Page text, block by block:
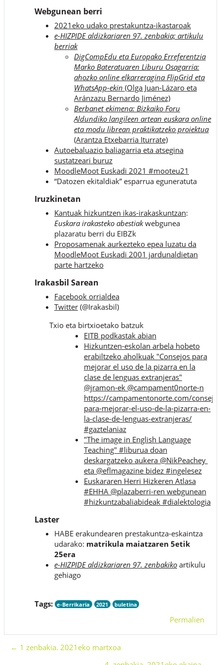
Webgunean berri
2021eko udako prestakuntza-ikastaroak
e-HIZPIDE aldizkariaren 97. zenbakia; artikulu
berriak
DigCompEdu eta Europako Erreferentzia
Marko Bateratuaren Liburu Osagarria:
ahozko online elkarreragina FlipGrid eta
WhatsApp-ekin (Olga Juan-Lázaro eta
Aránzazu Bernardo Jiménez)
Berbanet ekimena: Bizkaiko Foru
Aldundiko langileen artean euskara online
eta modu librean praktikatzeko proiektua
(Arantza Etxebarria Iturrate)
Autoebaluazio baliagarria eta atsegina
sustatzeari buruz
MoodleMoot Euskadi 2021 #mooteu21
“Datozen ekitaldiak” esparrua eguneratuta
Iruzkinetan
Kantuak hizkuntzen ikas-irakaskuntzan:
Euskara irakasteko abestiakwebgunea
plazaratu berri du EIBZk
Proposamenak aurkezteko epea luzatu da
MoodleMoot Euskadi 2001 jardunaldietan
parte hartzeko
Irakasbil Sarean
Facebook orrialdea
Twitter (@Irakasbil)
Txio eta birtxioetako batzuk
EITB podkastak abian
Hizkuntzen-eskolan arbela hobeto
erabiltzeko aholkuak "Consejos para
mejorar el uso de la pizarra en la
clase de lenguas extranjeras"
@jramon-ek @campament0norte-n
https://campamentonorte.com/
para-mejorar-el-uso-de-la-pizarra-en-
la-clase-de-lenguas-extranjeras/
#gaztelaniaz
"The image in English Language
Teaching" #liburua doan
deskargatzeko aukera @NikPeachey
eta @eflmagazine bidez #ingelesez
Euskararen Herri Hizkeren Atlasa
#EHHA @plazaberri-ren webgunean
#hizkuntzabaliabideak #dialektologia
Laster
HABE erakundearen prestakuntza-eskaintza
udarako: matrikula maiatzaren 5etik
25era
e-HIZPIDE aldizkariaren 97. zenbakiko artikulu
gehiago
Tags: e-Berrikaria 2021 buletina
Permalien
← 1 zenbakia. 2021eko martxoa